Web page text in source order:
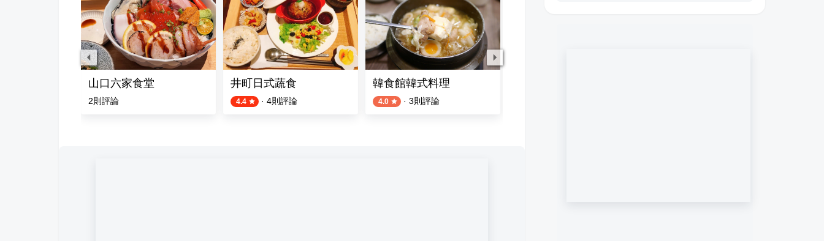
山口六家食堂
2則評論
井町日式蔬食
4.4 · 4則評論
韓食館韓式料理
4.0 · 3則評論